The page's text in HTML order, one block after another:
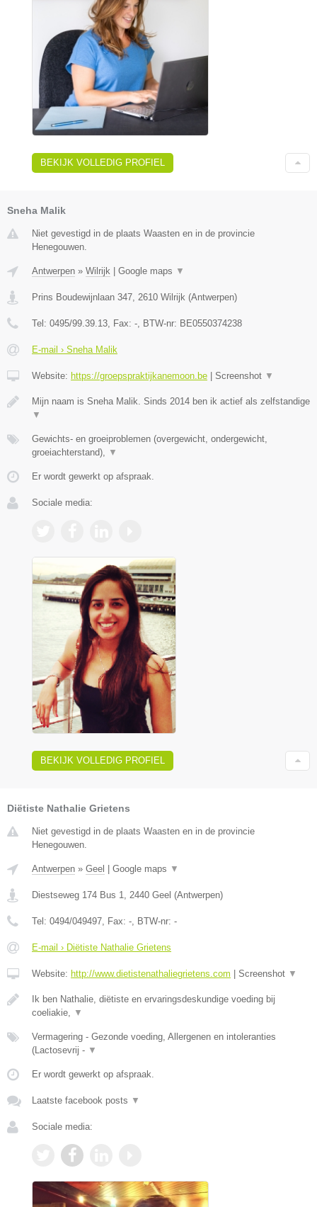
BEKIJK VOLLEDIG PROFIEL
Sneha Malik
Niet gevestigd in de plaats Waasten en in de provincie
Henegouwen.
Antwerpen » Wilrijk Google maps ▼
Prins Boudewijnlaan 347, 2610 Wilrijk (Antwerpen)
Tel: 0495/99.39.13, Fax: -, BTW-nr: BE0550374238
E-mail › Sneha Malik
Website: https://groepspraktijkanemoon.be Screenshot ▼
Mijn naam is Sneha Malik. Sinds 2014 ben ik actief als zelfstandige
▼
Gewichts- en groeiproblemen (overgewicht, ondergewicht,
groeiachterstand), ▼
Er wordt gewerkt op afspraak.
Sociale media:
BEKIJK VOLLEDIG PROFIEL
Diëtiste Nathalie Grietens
Niet gevestigd in de plaats Waasten en in de provincie
Henegouwen.
Antwerpen » Geel | Google maps ▼
Diestseweg 174 Bus 1 2440 Geel (Antwerpen)
Tel: 0494/049497 , Fax: - , BTW-nr: -
E-mail › Diëtiste Nathalie Grietens
Website: http://www.dietistenathaliegrietens.com | Screenshot ▼
Ik ben Nathalie, diëtiste en ervaringsdeskundige voeding bij
coeliakie,
▼
Vermagering - Gezonde voeding, Allergenen en intoleranties
(Lactosevrij - ▼
Er wordt gewerkt op afspraak.
Laatste facebook posts ▼
Sociale media: